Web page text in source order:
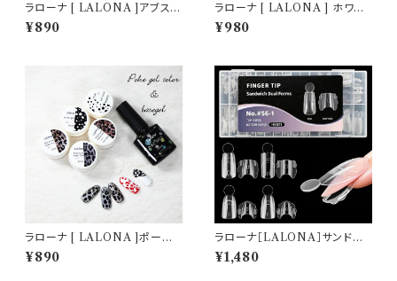
ラローナ [ LALONA ]アブスト
ラクトジェル ( ベース/ブラック/
ホワイト ) ネイルアート/網目模
¥890
ラローナ [ LALONA ] ホワイ
トキャットアイジェル ( ホワイト
マグネットジェル )( 7ml ) ジェ
¥980
ラローナ [ LALONA ]ポーク
ジェル ( ベースジェル/カラージ
ェル ) ネイルアート/網目模様/
¥890
ラローナ［LALONA］サンドウィ
ッチネイルフォーム( 4タイプ )
アクリルジェル/ポリジェル/ハー
¥1,480